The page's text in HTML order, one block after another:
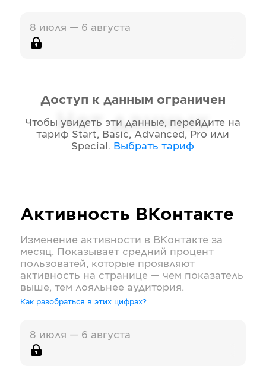
8 июля — 6 августа
Нет данных
Доступ к данным ограничен
Чтобы увидеть эти данные, перейдите на
тариф Start, Basic, Advanced, Pro или
Special . Выбрать тариф
Активность ВКонтакте
Изменение активности в ВКонтакте за
месяц. Показывает средний процент
пользоватей, которые проявляют
активность на странице — чем показатель
выше, тем лояльнее аудитория.
Как разобраться в этих цифрах?
8 июля — 6 августа